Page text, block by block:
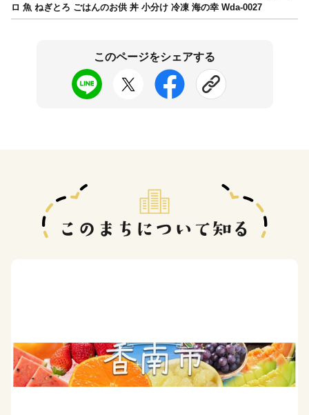
ロ 魚 ねぎとろ ごはんのお供 丼 小分け 冷凍 海の幸 Wda-0027
このページをシェアする